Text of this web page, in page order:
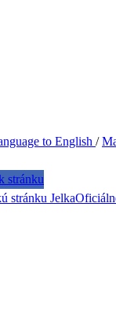
to English /
Jelka